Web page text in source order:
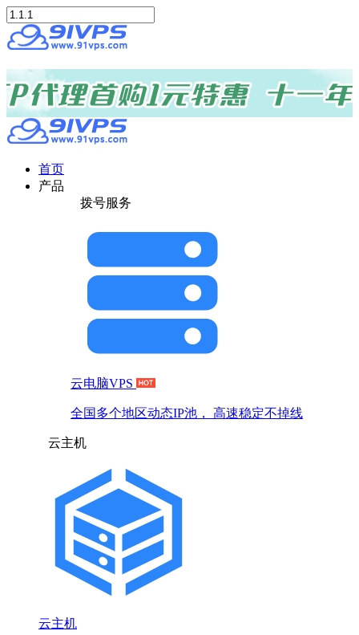
首页
产品
拨号服务
云电脑VPS
全国多个地区动态IP池， 高速稳定不掉线
云主机
云主机